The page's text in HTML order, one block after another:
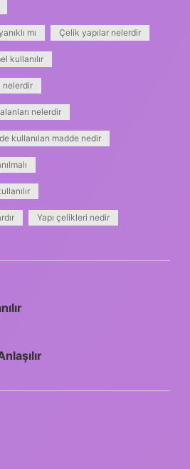
mı Çelik yapılar nelerdir
kullanılır
nelerdir
nelerdir
kullanılan madde nedir
Yapı çelikleri nedir